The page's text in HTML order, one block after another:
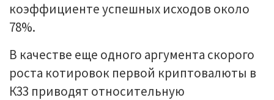
коэффициенте успешных исходов около
78%.
В качестве еще одного аргумента скорого
роста котировок первой криптовалюты в
К33 приводят относительную